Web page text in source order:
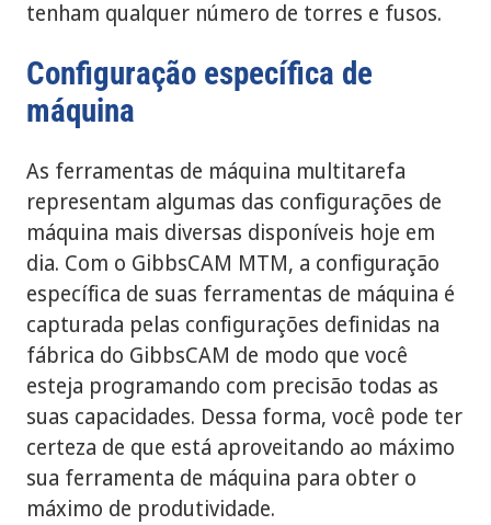
tenham qualquer número de torres e fusos.
Configuração específica de
máquina
As ferramentas de máquina multitarefa
representam algumas das configurações de
máquina mais diversas disponíveis hoje em
dia. Com o GibbsCAM MTM, a configuração
específica de suas ferramentas de máquina é
capturada pelas configurações definidas na
fábrica do GibbsCAM de modo que você
esteja programando com precisão todas as
suas capacidades. Dessa forma, você pode ter
certeza de que está aproveitando ao máximo
sua ferramenta de máquina para obter o
máximo de produtividade.